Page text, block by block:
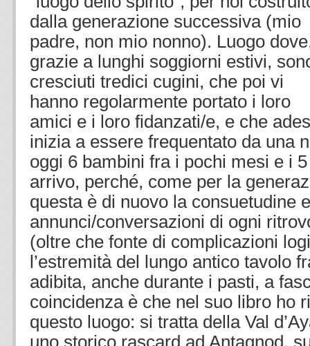
dalla generazione successiva (mio
padre, non mio nonno). Luogo
grazie a lunghi soggiorni estivi,
cresciuti tredici cugini, che poi vi
hanno regolarmente portato i loro
amici e i loro fidanzati/e, e che
inizia a essere frequentato da una
oggi 6 bambini fra i pochi mesi e i
arrivo, perché, come per la
questa è di nuovo la consuetudine
annunci/conversazioni di ogni
(oltre che fonte di complicazioni
l’estremità del lungo antico tavolo
adibita, anche durante i pasti, a
coincidenza è che nel suo libro ho
questo luogo: si tratta della Val
uno storico rascard ad Antagnod,